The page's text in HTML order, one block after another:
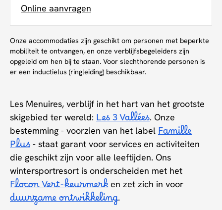
Online aanvragen
Onze accommodaties zijn geschikt om personen met beperkte
mobiliteit te ontvangen, en onze verblijfsbegeleiders zijn
opgeleid om hen bij te staan. Voor slechthorende personen is
er een inductielus (ringleiding) beschikbaar.
Les Menuires, verblijf in het hart van het grootste
skigebied ter wereld: Les 3 Vallées. Onze
bestemming - voorzien van het label Famille
Plus - staat garant voor services en activiteiten
die geschikt zijn voor alle leeftijden. Ons
wintersportresort is onderscheiden met het
Flocon Vert-keurmerk en zet zich in voor
duurzame ontwikkeling.